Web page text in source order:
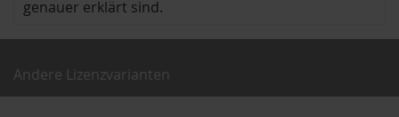
genauer erklärt sind.
Andere Lizenzvarianten